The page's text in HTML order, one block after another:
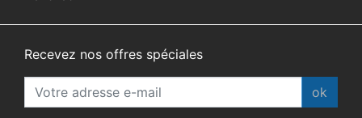
Recevez nos offres spéciales
ok